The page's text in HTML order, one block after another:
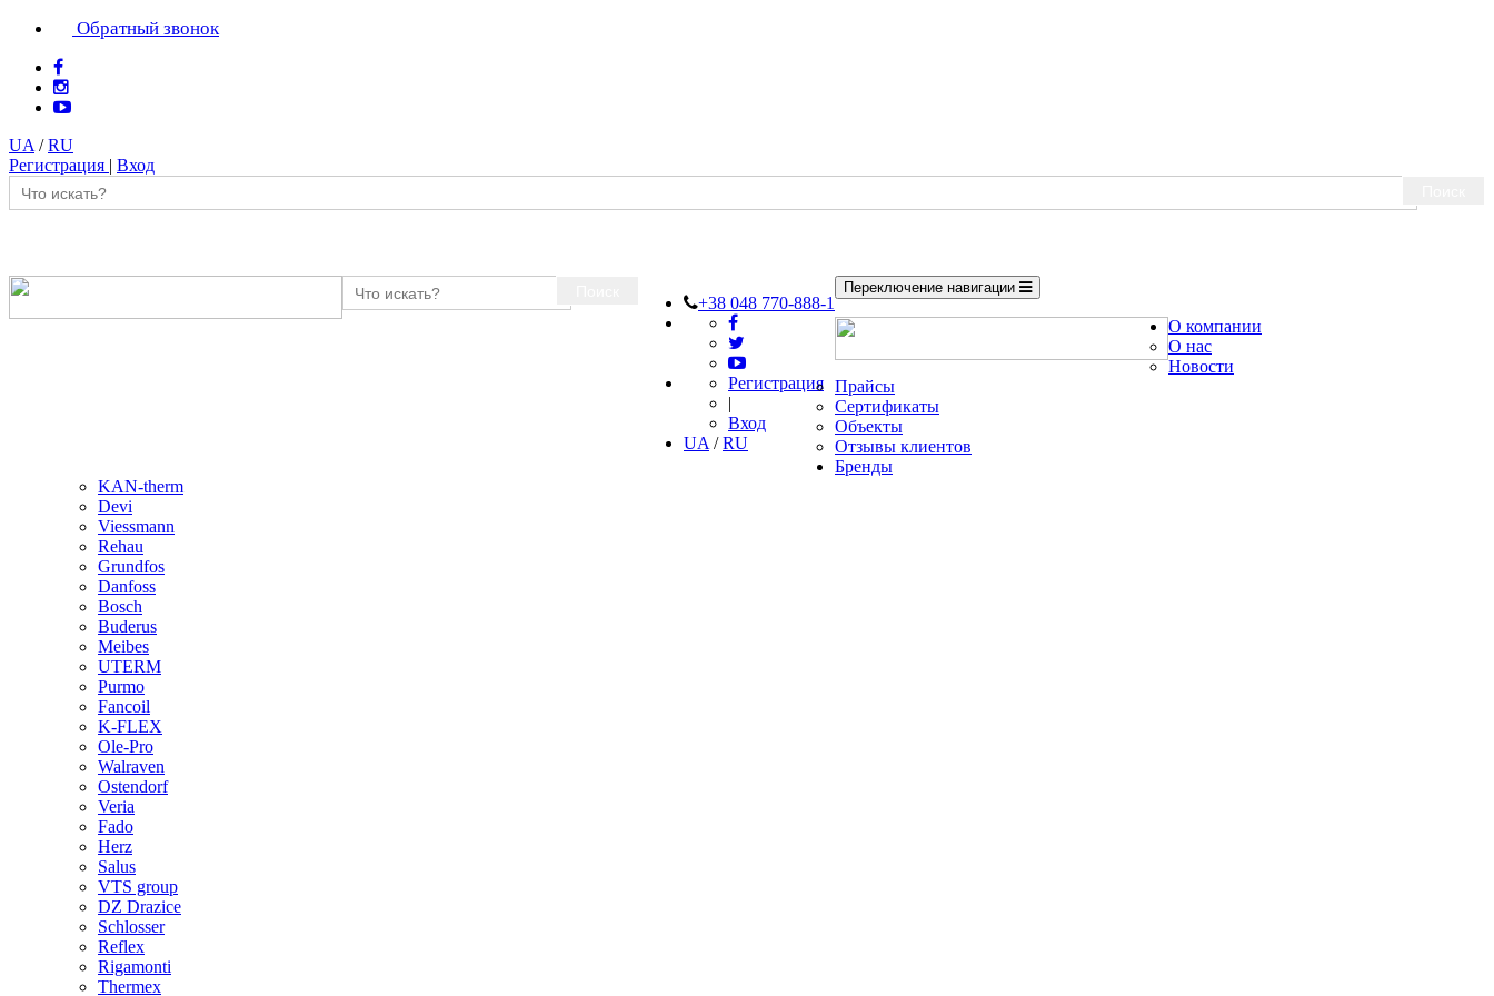
Обратный звонок
UA /RU
Регистрация | Вход
+38 048 770-888-1
Регистрация
|
Вход
UA /RU
Переключение навигации
О компании
О нас
Новости
Прайсы
Сертификаты
Объекты
Отзывы клиентов
Бренды
KAN-therm
Devi
Viessmann
Rehau
Grundfos
Danfoss
Bosch
Buderus
Meibes
UTERM
Purmo
Fancoil
K-FLEX
Ole-Pro
Walraven
Ostendorf
Veria
Fado
Herz
Salus
VTS group
DZ Drazice
Schlosser
Reflex
Rigamonti
Thermex